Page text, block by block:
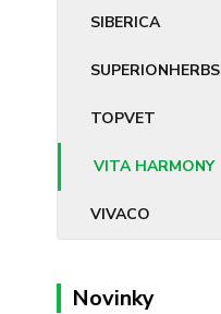
SIBERICA
SUPERIONHERBS
TOPVET
VITA HARMONY
VIVACO
Novinky